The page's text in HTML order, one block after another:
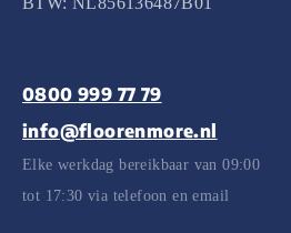
0800 999 77 79
info@floorenmore.nl
Elke werkdag bereikbaar van 09:00
tot 17:30 via telefoon en email